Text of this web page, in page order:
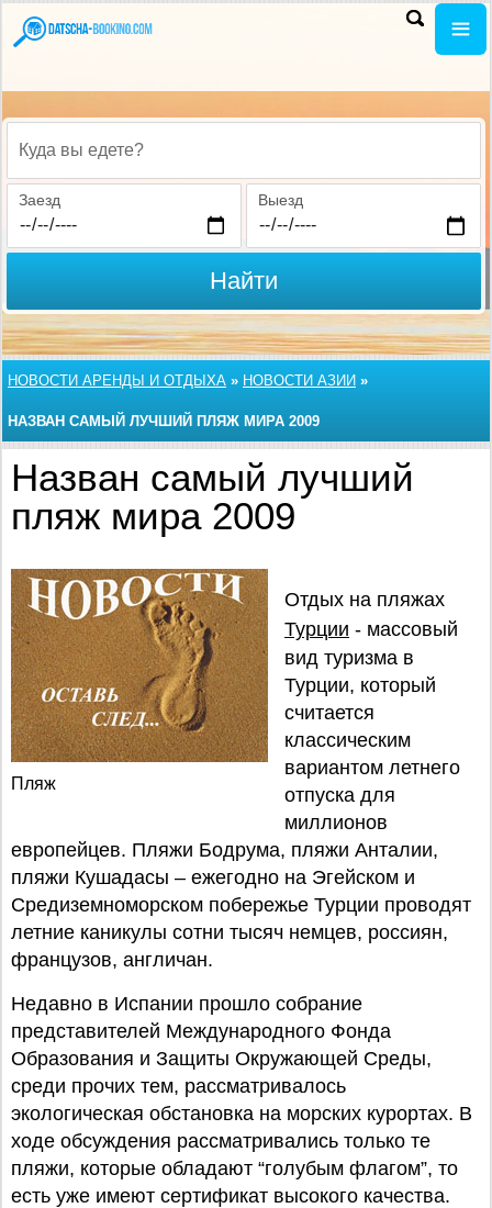
Куда вы едете?
Заезд Выезд
Найти
НОВОСТИ АРЕНДЫ И ОТДЫХА » НОВОСТИ АЗИИ »
НАЗВАН САМЫЙ ЛУЧШИЙ ПЛЯЖ МИРА 2009
Назван самый лучший
пляж мира 2009
Пляж
Отдых на пляжах
Турции - массовый
вид туризма в
Турции, который
считается
классическим
вариантом летнего
отпуска для
миллионов
европейцев. Пляжи Бодрума, пляжи Анталии,
пляжи Кушадасы – ежегодно на Эгейском и
Средиземноморском побережье Турции проводят
летние каникулы сотни тысяч немцев, россиян,
французов, англичан.
Недавно в Испании прошло собрание
представителей Международного Фонда
Образования и Защиты Окружающей Среды,
среди прочих тем, рассматривалось
экологическая обстановка на морских курортах. В
ходе обсуждения рассматривались только те
пляжи, которые обладают “голубым флагом”, то
есть уже имеют сертификат высокого качества.